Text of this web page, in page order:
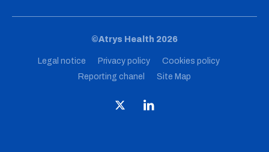
©Atrys Health 2026
Legal notice Privacy policy
Cookies policy
Reporting chanel
Site Map